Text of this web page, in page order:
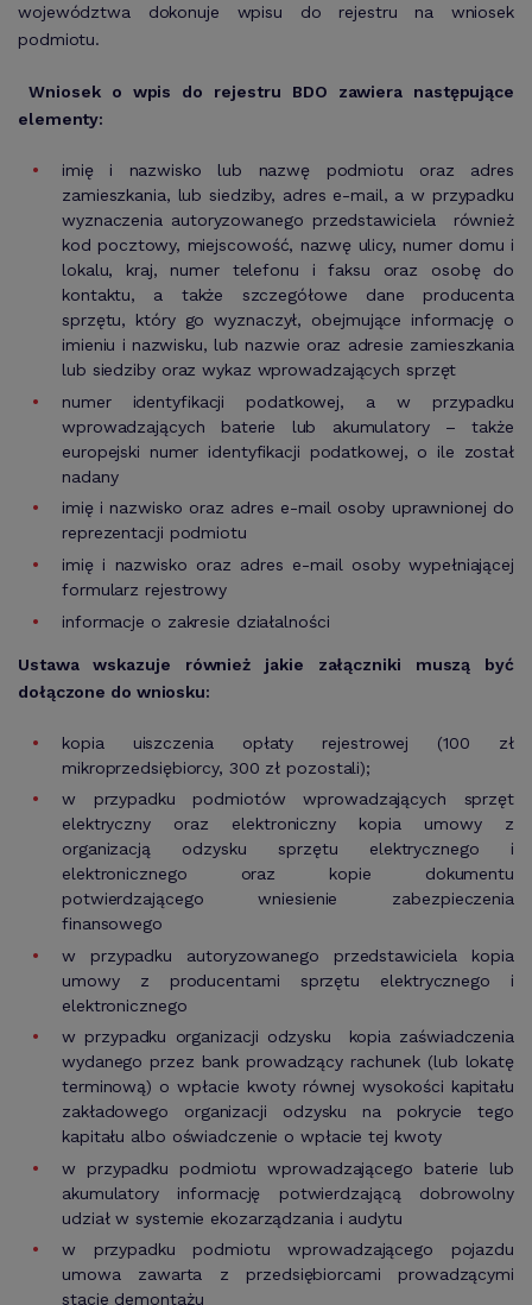
województwa dokonuje wpisu do rejestru na wniosek
podmiotu.
Wniosek o wpis do rejestru BDO zawiera następujące
elementy:
imię i nazwisko lub nazwę podmiotu oraz adres
zamieszkania, lub siedziby, adres e-mail, a w przypadku
wyznaczenia autoryzowanego przedstawiciela również
kod pocztowy, miejscowość, nazwę ulicy, numer domu i
lokalu, kraj, numer telefonu i faksu oraz osobę do
kontaktu, a także szczegółowe dane producenta
sprzętu, który go wyznaczył, obejmujące informację o
imieniu i nazwisku, lub nazwie oraz adresie zamieszkania
lub siedziby oraz wykaz wprowadzających sprzęt
numer identyfikacji podatkowej, a w przypadku
wprowadzających baterie lub akumulatory – także
europejski numer identyfikacji podatkowej, o ile został
nadany
imię i nazwisko oraz adres e-mail osoby uprawnionej do
reprezentacji podmiotu
imię i nazwisko oraz adres e-mail osoby wypełniającej
formularz rejestrowy
informacje o zakresie działalności
Ustawa wskazuje również jakie załączniki muszą być
dołączone do wniosku:
kopia uiszczenia opłaty rejestrowej (100 zł
mikroprzedsiębiorcy, 300 zł pozostali);
w przypadku podmiotów wprowadzających sprzęt
elektryczny oraz elektroniczny kopia umowy z
organizacją odzysku sprzętu elektrycznego i
elektronicznego oraz kopie dokumentu
potwierdzającego wniesienie zabezpieczenia
finansowego
w przypadku autoryzowanego przedstawiciela kopia
umowy z producentami sprzętu elektrycznego i
elektronicznego
w przypadku organizacji odzysku kopia zaświadczenia
wydanego przez bank prowadzący rachunek (lub lokatę
terminową) o wpłacie kwoty równej wysokości kapitału
zakładowego organizacji odzysku na pokrycie tego
kapitału albo oświadczenie o wpłacie tej kwoty
w przypadku podmiotu wprowadzającego baterie lub
akumulatory informację potwierdzającą dobrowolny
udział w systemie ekozarządzania i audytu
w przypadku podmiotu wprowadzającego pojazdu
umowa zawarta z przedsiębiorcami prowadzącymi
stacje demontażu